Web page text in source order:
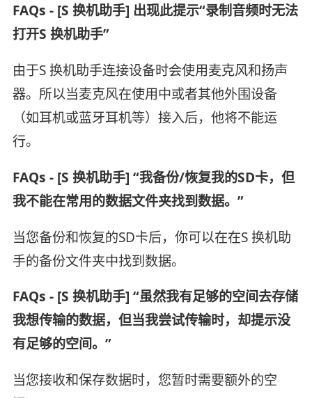
FAQs - [S 换机助手] 出现此提示“录制音频时无法
打开S 换机助手”
由于S 换机助手连接设备时会使用麦克风和扬声
器。所以当麦克风在使用中或者其他外围设备
（如耳机或蓝牙耳机等）接入后，他将不能运
行。
FAQs - [S 换机助手] “我备份/恢复我的SD卡，但
我不能在常用的数据文件夹找到数据。”
当您备份和恢复的SD卡后，你可以在在S 换机助
手的备份文件夹中找到数据。
FAQs - [S 换机助手] “虽然我有足够的空间去存储
我想传输的数据，但当我尝试传输时，却提示没
有足够的空间。”
当您接收和保存数据时，您暂时需要额外的空